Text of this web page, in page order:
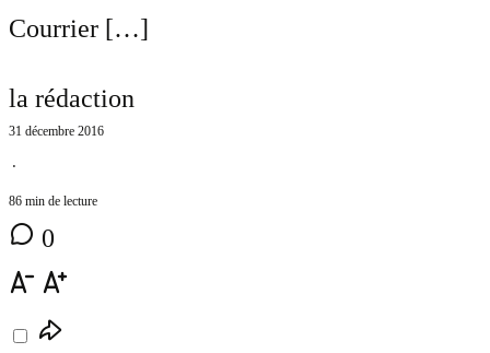
Courrier […]
la rédaction
31 décembre 2016
⋅
86 min de lecture
0